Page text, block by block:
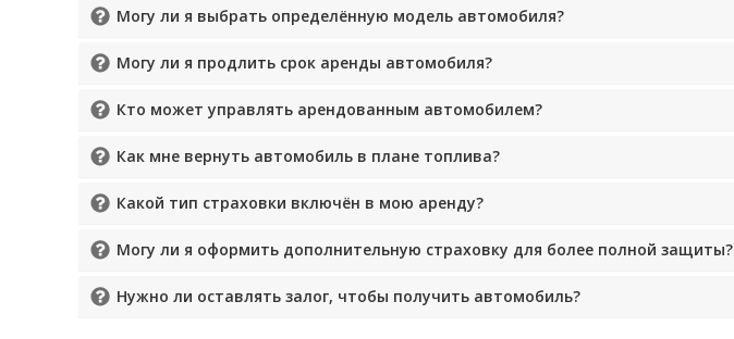
Могу ли я выбрать определённую модель автомобиля?
Могу ли я продлить срок аренды автомобиля?
Кто может управлять арендованным автомобилем?
Как мне вернуть автомобиль в плане топлива?
Какой тип страховки включён в мою аренду?
Могу ли я оформить дополнительную страховку для более полной защиты?
Нужно ли оставлять залог, чтобы получить автомобиль?